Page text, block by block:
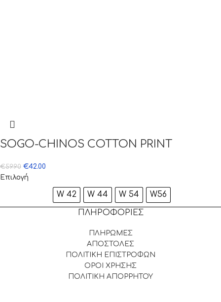
SOGO-CHINOS COTTON PRINT
€59.90 €42.00
Επιλογή
W 42 W 44 W 54 W56
ΠΛΗΡΟΦΟΡΙΕΣ
ΠΛΗΡΩΜΕΣ
ΑΠΟΣΤΟΛΕΣ
ΠΟΛΙΤΙΚΗ ΕΠΙΣΤΡΟΦΩΝ
ΟΡΟΙ ΧΡΗΣΗΣ
ΠΟΛΙΤΙΚΗ ΑΠΟΡΡΗΤΟΥ